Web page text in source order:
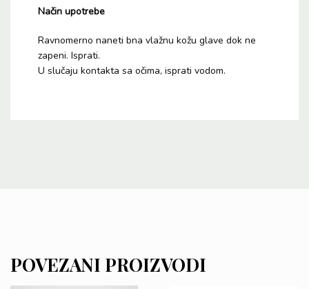
Način upotrebe
Ravnomerno naneti bna vlažnu kožu glave dok ne
zapeni. Isprati.
U slučaju kontakta sa očima, isprati vodom.
POVEZANI PROIZVODI